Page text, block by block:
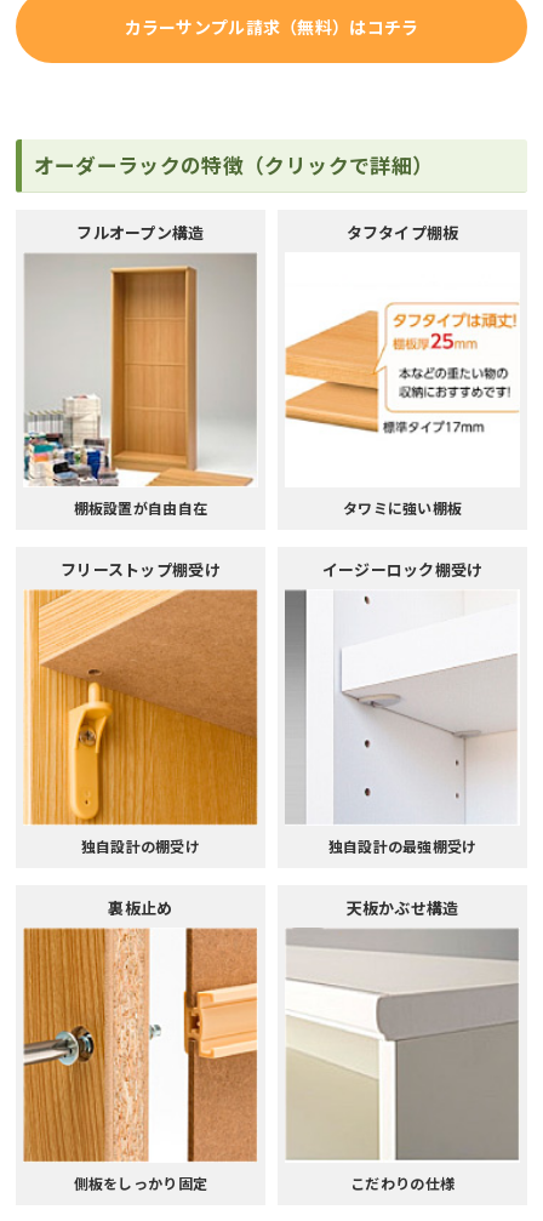
カラーサンプル請求（無料）はコチラ
オーダーラックの特徴（クリックで詳細）
フルオープン構造
棚板設置が自由自在
タフタイプ棚板
タワミに強い棚板
フリーストップ棚受け
独自設計の棚受け
イージーロック棚受け
独自設計の最強棚受け
裏板止め
側板をしっかり固定
天板かぶせ構造
こだわりの仕様